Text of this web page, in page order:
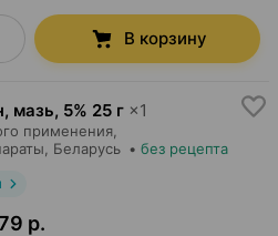
В корзину
мазь, 5% 25 г ×1
применения,
, Беларусь • без рецепта
р.